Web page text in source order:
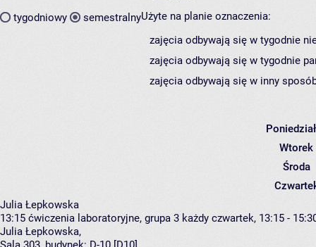
tygodniowy semestralnyUżyte na planie oznaczenia:
zajęcia odbywają się w tygodnie
zajęcia odbywają się w tygodnie
zajęcia odbywają się w inny
Wtorek
Środa
Julia Łepkowska
13:15 ćwiczenia laboratoryjne, grupa 3 każdy czwartek, 13:15 -
Julia Łepkowska,